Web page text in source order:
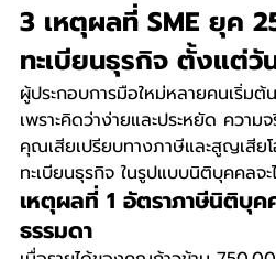
3 เหตุผลที่ SME ยุค
ทะเบียนธุรกิจ ตั้งแต่วั
ผู้ประกอบการมือใหม่หลายคนเริ่ม
เพราะคิดว่าง่ายและประหยัด ควา
คุณเสียเปรียบทางภาษีและสูญเสีย
ทะเบียนธุรกิจ ในรูปแบบนิติบุคคลจะ
เหตุผลที่ 1 อัตราภาษีนิติบุ
ธรรมดา